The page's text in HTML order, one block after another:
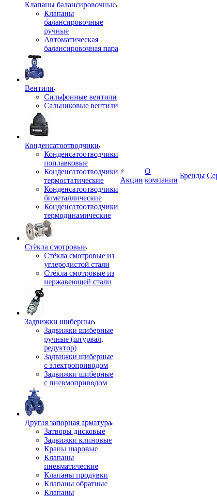
Клапаны балансировочные
Клапаны
балансировочные
ручные
Автоматическая
балансировочная пара
Вентили
Сильфонные вентили
Сальниковые вентили
Конденсатоотводчики
Конденсатоотводчики
поплавковые
Конденсатоотводчики
термостатические
Конденсатоотводчики
биметаллические
Конденсатоотводчики
термодинамические
Стёкла смотровые
Стёкла смотровые из
углеродистой стали
Стёкла смотровые из
нержавеющей стали
Задвижки шиберные
Задвижки шиберные
ручные (штурвал,
редуктор)
Задвижки шиберные
с электроприводом
Задвижки шиберные
с пневмоприводом
Другая запорная арматура
Затворы дисковые
Задвижки клиновые
Краны шаровые
Клапаны
пневматические
Клапаны продувки
Клапаны обратные
Клапаны
Акции
О
компании
Бренды